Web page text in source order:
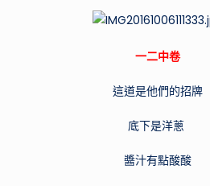
一二中卷
這道是他們的招牌
底下是洋蔥
醬汁有點酸酸